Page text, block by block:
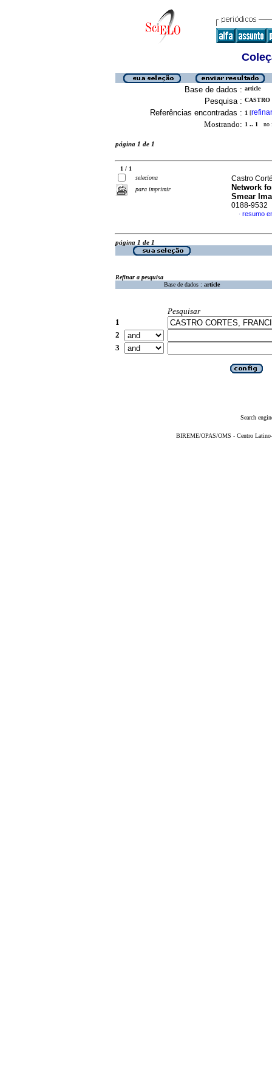
Base de dados : article
Pesquisa : CASTRO
Referências encontradas : 1 [refinar
Mostrando: 1 .. 1 no
página 1 de 1
1 / 1
seleciona
para imprimir
Castro
Network
Smear
0188-9532
· resumo
página 1 de 1
Refinar a pesquisa
Base de dados : article
Pesquisar
1
2
3
Search
BIREME/OPAS/OMS - Centro Latino-